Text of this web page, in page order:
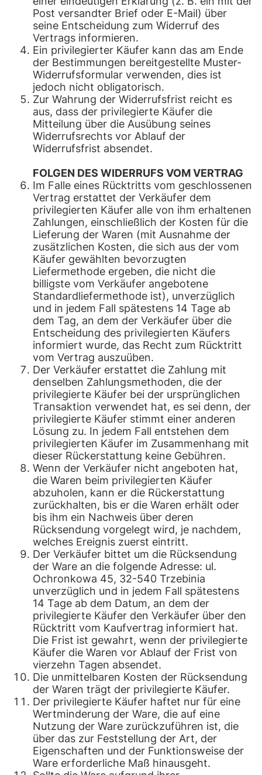
Post versandter Brief oder E-Mail) über
seine Entscheidung zum Widerruf des
Vertrags informieren.
Ein privilegierter Käufer kann das am Ende
der Bestimmungen bereitgestellte Muster-
Widerrufsformular verwenden, dies ist
jedoch nicht obligatorisch.
Zur Wahrung der Widerrufsfrist reicht es
aus, dass der privilegierte Käufer die
Mitteilung über die Ausübung seines
Widerrufsrechts vor Ablauf der
Widerrufsfrist absendet.
FOLGEN DES WIDERRUFS VOM VERTRAG
Im Falle eines Rücktritts vom geschlossenen
Vertrag erstattet der Verkäufer dem
privilegierten Käufer alle von ihm erhaltenen
Zahlungen, einschließlich der Kosten für die
Lieferung der Waren (mit Ausnahme der
zusätzlichen Kosten, die sich aus der vom
Käufer gewählten bevorzugten
Liefermethode ergeben, die nicht die
billigste vom Verkäufer angebotene
Standardliefermethode ist), unverzüglich
und in jedem Fall spätestens 14 Tage ab
dem Tag, an dem der Verkäufer über die
Entscheidung des privilegierten Käufers
informiert wurde, das Recht zum Rücktritt
vom Vertrag auszuüben.
Der Verkäufer erstattet die Zahlung mit
denselben Zahlungsmethoden, die der
privilegierte Käufer bei der ursprünglichen
Transaktion verwendet hat, es sei denn, der
privilegierte Käufer stimmt einer anderen
Lösung zu. In jedem Fall entstehen dem
privilegierten Käufer im Zusammenhang mit
dieser Rückerstattung keine Gebühren.
Wenn der Verkäufer nicht angeboten hat,
die Waren beim privilegierten Käufer
abzuholen, kann er die Rückerstattung
zurückhalten, bis er die Waren erhält oder
bis ihm ein Nachweis über deren
Rücksendung vorgelegt wird, je nachdem,
welches Ereignis zuerst eintritt.
Der Verkäufer bittet um die Rücksendung
der Ware an die folgende Adresse: ul.
Ochronkowa 45, 32-540 Trzebinia
unverzüglich und in jedem Fall spätestens
14 Tage ab dem Datum, an dem der
privilegierte Käufer den Verkäufer über den
Rücktritt vom Kaufvertrag informiert hat.
Die Frist ist gewahrt, wenn der privilegierte
Käufer die Waren vor Ablauf der Frist von
vierzehn Tagen absendet.
Die unmittelbaren Kosten der Rücksendung
der Waren trägt der privilegierte Käufer.
Der privilegierte Käufer haftet nur für eine
Wertminderung der Ware, die auf eine
Nutzung der Ware zurückzuführen ist, die
über das zur Feststellung der Art, der
Eigenschaften und der Funktionsweise der
Ware erforderliche Maß hinausgeht.